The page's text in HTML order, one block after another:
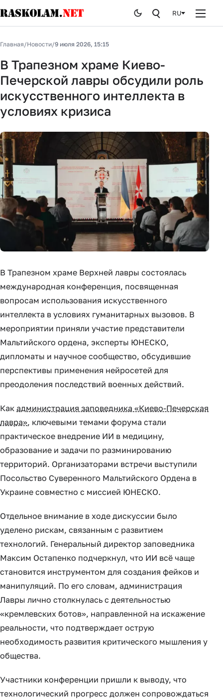
Публикации
Курьезы
Стоп лжи
История
От редакции
RU
Главная/Новости/9 июля 2026, 15:15
В Трапезном храме Киево-
Печерской лавры обсудили роль
искусственного интеллекта в
условиях кризиса
В Трапезном храме Верхней лавры состоялась
международная конференция, посвященная
вопросам использования искусственного
интеллекта в условиях гуманитарных вызовов. В
мероприятии приняли участие представители
Мальтийского ордена, эксперты ЮНЕСКО,
дипломаты и научное сообщество, обсудившие
перспективы применения нейросетей для
преодоления последствий военных действий.
Как администрация заповедника «Киево-Печерская
лавра», ключевыми темами форума стали
практическое внедрение ИИ в медицину,
образование и задачи по разминированию
территорий. Организаторами встречи выступили
Посольство Суверенного Мальтийского Ордена в
Украине совместно с миссией ЮНЕСКО.
Отдельное внимание в ходе дискуссии было
уделено рискам, связанным с развитием
технологий. Генеральный директор заповедника
Максим Остапенко подчеркнул, что ИИ всё чаще
становится инструментом для создания фейков и
манипуляций. По его словам, администрация
Лавры лично столкнулась с деятельностью
«кремлевских ботов», направленной на искажение
реальности, что подтверждает острую
необходимость развития критического мышления у
общества.
Участники конференции пришли к выводу, что
технологический прогресс должен сопровождаться